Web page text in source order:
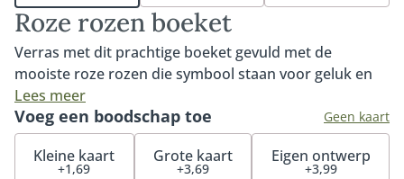
Roze rozen boeket
Verras met dit prachtige boeket gevuld met de
mooiste roze rozen die symbool staan voor geluk en
waardering. De verschillende tinten rozen geven dit
boeket een romantische en elegante uitstraling.
Afhankelijk van de beschikbaarheid kunnen de kleuren
van de roze rozen variëren. Het boeket is geschikt
Lees meer
Voeg een boodschap toe Geen kaart
Kleine kaart
+1,69
Grote kaart
+3,69
Eigen ontwerp
+3,99